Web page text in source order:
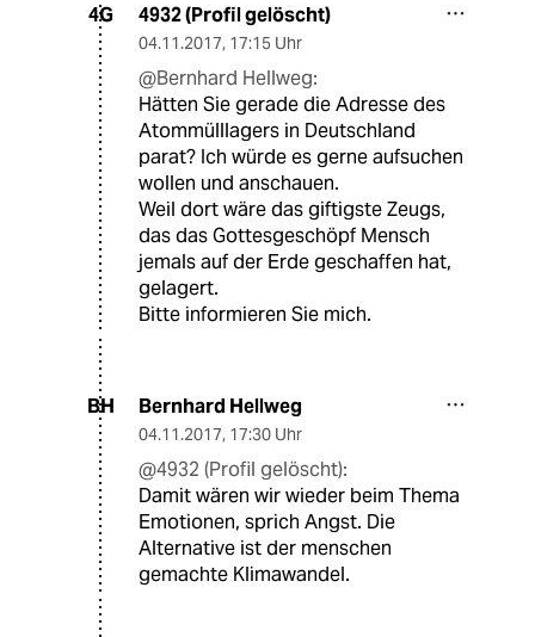
4G 4932 (Profil gelöscht)
04.11.2017, 17:15 Uhr
@Bernhard Hellweg:
Hätten Sie gerade die Adresse des
Atommülllagers in Deutschland
parat? Ich würde es gerne aufsuchen
wollen und anschauen.
Weil dort wäre das giftigste Zeugs,
das das Gottesgeschöpf Mensch
jemals auf der Erde geschaffen hat,
gelagert.
Bitte informieren Sie mich.
BH Bernhard Hellweg
04.11.2017, 17:30 Uhr
@4932 (Profil gelöscht):
Damit wären wir wieder beim Thema
Emotionen, sprich Angst. Die
Alternative ist der menschen
gemachte Klimawandel.